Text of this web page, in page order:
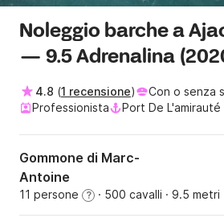
Noleggio barche a
— 9.5 Adrenalina
4.8 (1 recensione)
Con o senza
Professionista
Port De L'amirauté
Gommone di Marc-
Antoine
11 persone ? · 500 cavalli · 9.5 metri